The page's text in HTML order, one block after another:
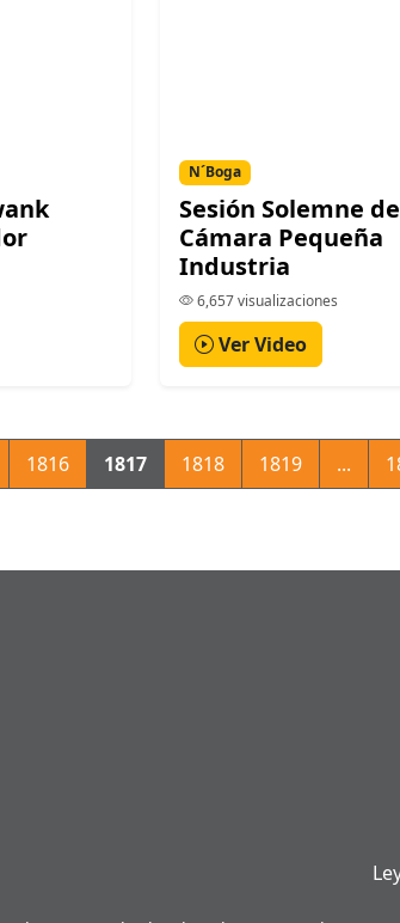
N´Boga
Sesión Solemne
Cámara Pequeña
Industria
6,657 visualizaciones
Ver Video
1816 1817 1818 1819 ...